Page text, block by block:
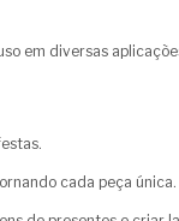
em diversas
cada peça única.